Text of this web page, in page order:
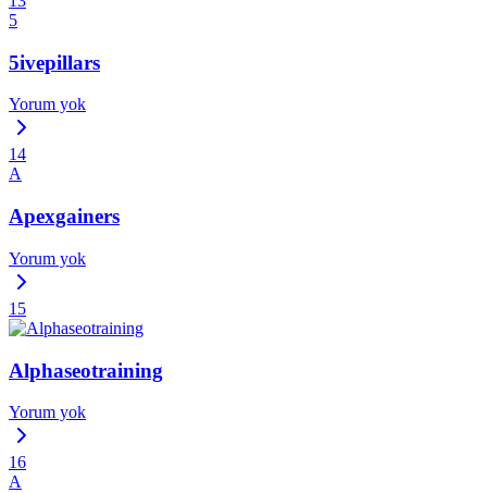
5
5ivepillars
Yorum yok
14
A
Apexgainers
Yorum yok
15
Alphaseotraining
Yorum yok
16
A